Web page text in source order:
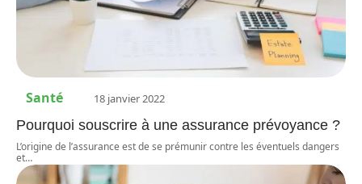
Santé 18 janvier 2022
Pourquoi souscrire à une assurance prévoyance ?
L’origine de l’assurance est de se prémunir contre les éventuels dangers
et…